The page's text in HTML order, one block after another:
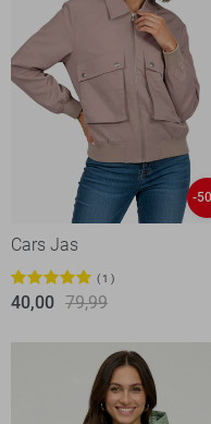
-
Cars Jas
1
40,00 79,99